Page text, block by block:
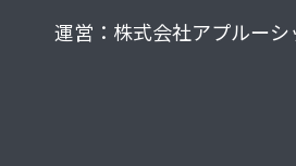
運営：株式会社アプルーシ